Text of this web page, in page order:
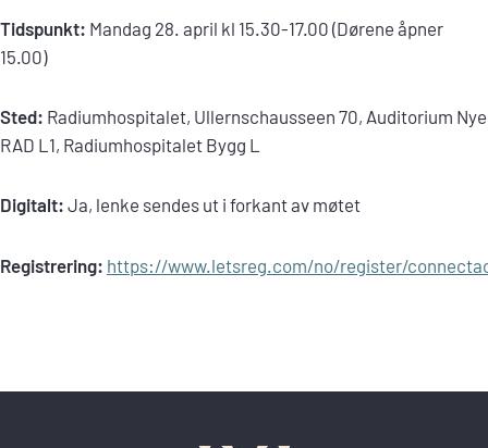
Tidspunkt: Mandag 28. april kl 15.30-17.00 (Dørene åpner
15.00)
Sted: Radiumhospitalet, Ullernschausseen 70, Auditorium Nye
RAD L1, Radiumhospitalet Bygg L
Digitalt: Ja, lenke sendes ut i forkant av møtet
Registrering: https://www.letsreg.com/no/register/